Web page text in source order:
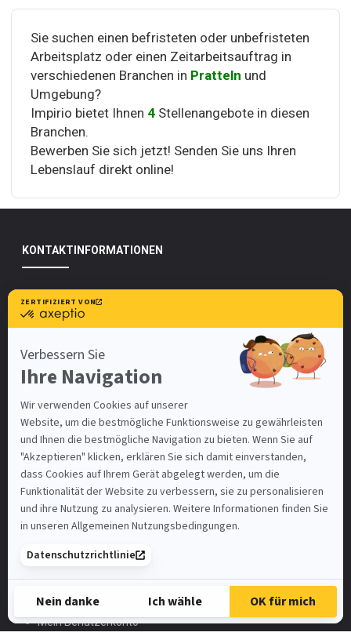
Sie suchen einen befristeten oder unbefristeten
Arbeitsplatz oder einen Zeitarbeitsauftrag in
verschiedenen Branchen in Pratteln und
Umgebung?
Impirio bietet Ihnen 4 Stellenangebote in diesen
Branchen.
Bewerben Sie sich jetzt! Senden Sie uns Ihren
Lebenslauf direkt online!
KONTAKTINFORMATIONEN
Impirio AG
Unsere Standorte
Facebook
Instagram
Linkedin
UNSERE ANGEBOTE UNTER
Zürich
Basel-Stadt
Bern
Luzern
St. Gallen
Mein Benutzerkonto